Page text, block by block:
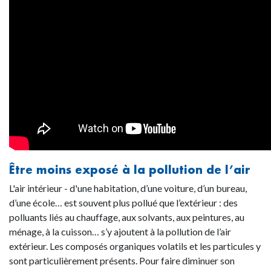
Être moins exposé à la pollution de l’air
L'air intérieur - d'une habitation, d’une voiture, d’un bureau,
d’une école… est souvent plus pollué que l’extérieur : des
polluants liés au chauffage, aux solvants, aux peintures, au
ménage, à la cuisson… s’y ajoutent à la pollution de l’air
extérieur. Les composés organiques volatils et les particules y
sont particulièrement présents. Pour faire diminuer son